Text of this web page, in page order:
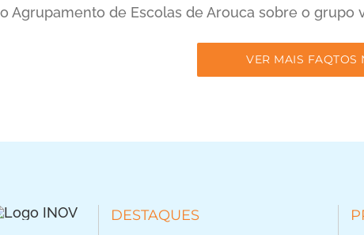
Agrupamento de Escolas de Arouca sobre o grupo
VER MAIS FAQTOS
DESTAQUES